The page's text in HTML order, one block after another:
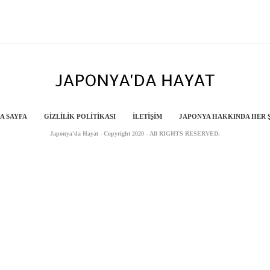
SAYFA GIZLILIK POLITIKASI İLETIŞIM JAPONYA HAKKINDA HER
Japonya'da Hayat - Copyright 2020 - All RIGHTS RESERVED.